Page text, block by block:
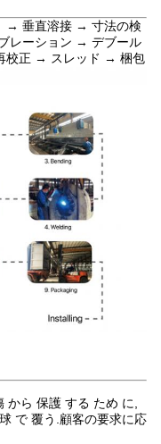
→ 垂直溶接 → 寸法の検
レーション → デブール
校正 → スレッド → 梱包
ら 保護 する ため に,
で 覆う.顧客の要求に応